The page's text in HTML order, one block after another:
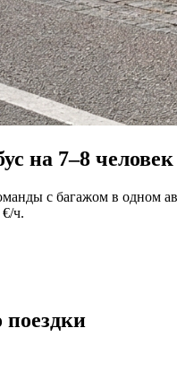
на 7–8 человек
с багажом в одном
ч.